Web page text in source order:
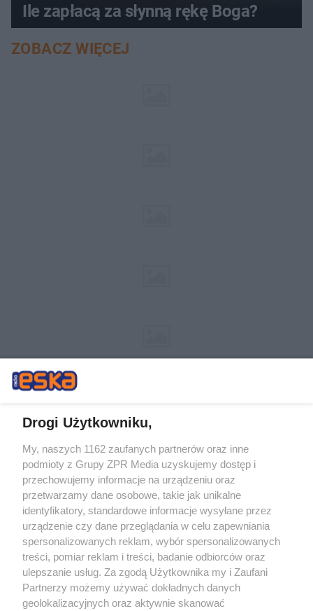
Ile zapłacą za słynną rękę Boga?
ZOBACZ WIĘCEJ
Żaden utwór zamieszczony w serwisie nie może być powielany i
rozpowszechniany lub dalej rozpowszechniany w jakikolwiek sposób (w
tym także elektroniczny lub mechaniczny) na jakimkolwiek polu
eksploatacji w jakiejkolwiek formie, włącznie z umieszczaniem w
Internecie bez pisemnej zgody właściciela praw. Jakiekolwiek użycie lub
wykorzystanie utworów w całości lub w części z naruszeniem prawa,
tzn. bez właściwej zgody, jest zabronione pod groźbą kary i może być
ścigane prawnie.
Drogi Użytkowniku,
My, naszych 1162 zaufanych partnerów oraz inne
podmioty z Grupy ZPR Media uzyskujemy dostęp i
przechowujemy informacje na urządzeniu oraz
przetwarzamy dane osobowe, takie jak unikalne
identyfikatory, standardowe informacje wysyłane przez
urządzenie czy dane przeglądania w celu zapewniania
spersonalizowanych reklam, wybór spersonalizowanych
treści, pomiar reklam i treści, badanie odbiorców oraz
ulepszanie usług. Za zgodą Użytkownika my i Zaufani
Partnerzy możemy używać dokładnych danych
geolokalizacyjnych oraz aktywnie skanować